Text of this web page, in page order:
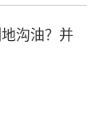
沟油？并